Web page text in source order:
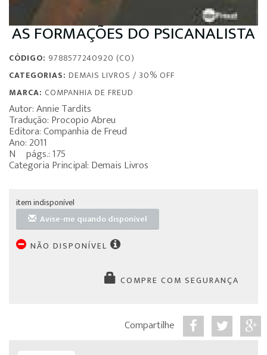
AS FORMAÇÕES DO PSICANALISTA
CÓDIGO: 9788577240920 (CO)
CATEGORIAS: DEMAIS LIVROS / 30% OFF
MARCA: COMPANHIA DE FREUD
Autor: Annie Tardits
Tradução: Procopio Abreu
Editora: Companhia de Freud
Ano: 2011
Nº págs.: 175
Categoria Principal: Demais Livros
item indisponível
Avise-me quando disponível
NÃO DISPONÍVEL
COMPRE COM SEGURANÇA
Compartilhe